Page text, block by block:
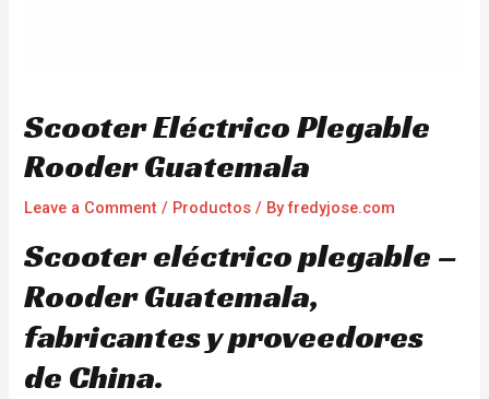
Scooter Eléctrico Plegable
Rooder Guatemala
Leave a Comment / Productos / Byfredyjose.com
Scooter eléctrico plegable –
Rooder Guatemala,
fabricantes y proveedores
de China.